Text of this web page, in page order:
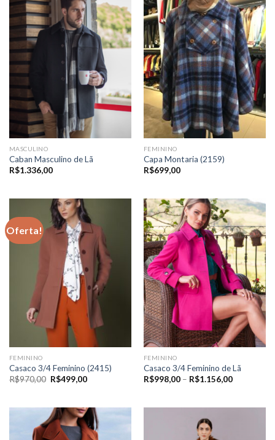
MASCULINO
Caban Masculino de Lã
R$1.336,00
FEMININO
Capa Montaria (2159)
R$699,00
Oferta!
FEMININO
Casaco 3/4 Feminino (2415)
R$970,00 O
R$970,00.
R$499,00O
R$499,00.
FEMININO
Casaco 3/4 Feminino de Lã
R$998,00 – R$1.156,00Price
R$1.156,00